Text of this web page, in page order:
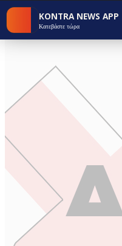
KONTRA NEWS APP
Κατεβάστε τώρα